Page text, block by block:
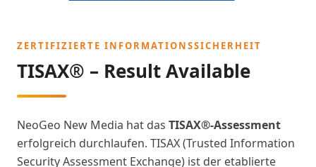
ZERTIFIZIERTE INFORMATIONSSICHERHEIT
TISAX® – Result Available
NeoGeo New Media hat das TISAX®-Assessment
erfolgreich durchlaufen. TISAX (Trusted Information
Security Assessment Exchange) ist der etablierte